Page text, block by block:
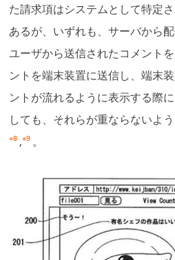
た請求項はシステムとして特定
あるが、いずれも、サーバから
ユーザから送信されたコメント
ントを端末装置に送信し、端末
ントが流れるように表示する際
しても、それらが重ならないよ
※8 ,※9 。